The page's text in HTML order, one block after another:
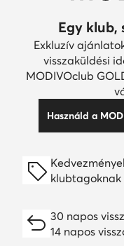
Egy klub,
Exkluzív
visszaküldési
MODIVOclub
Használd a
klubtagoknak
30 napos
14 napos